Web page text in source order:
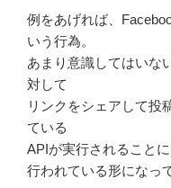
例をあげれば、
いう行為。
あまり意識してはいな
対して
リンクをシェアして投
ている
APIが実行されること
行われている形になっ